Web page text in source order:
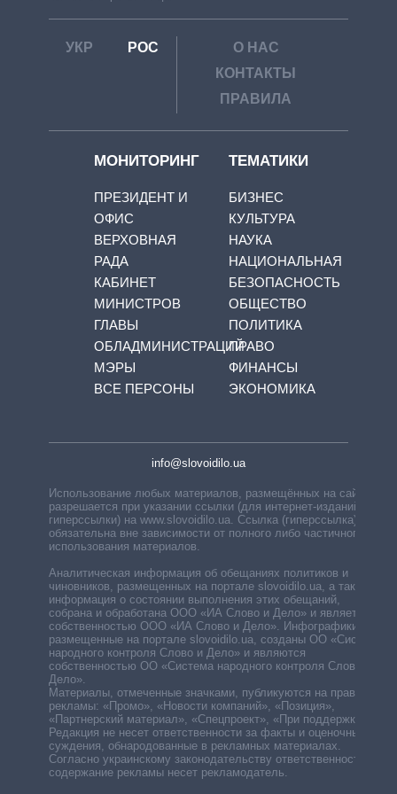
УКР РОС
О НАС
КОНТАКТЫ
ПРАВИЛА
МОНИТОРИНГ
ПРЕЗИДЕНТ И
ОФИС
ВЕРХОВНАЯ
РАДА
КАБИНЕТ
МИНИСТРОВ
ГЛАВЫ
ОБЛАДМИНИСТРАЦИЙ
МЭРЫ
ВСЕ ПЕРСОНЫ
ТЕМАТИКИ
БИЗНЕС
КУЛЬТУРА
НАУКА
НАЦИОНАЛЬНАЯ
БЕЗОПАСНОСТЬ
ОБЩЕСТВО
ПОЛИТИКА
ПРАВО
ФИНАНСЫ
ЭКОНОМИКА
info@slovoidilo.ua
Использование любых материалов, размещённых на сайте,
разрешается при указании ссылки (для интернет-изданий —
гиперссылки) на www.slovoidilo.ua. Ссылка (гиперссылка)
обязательна вне зависимости от полного либо частичного
использования материалов.
Аналитическая информация об обещаниях политиков и
чиновников, размещенных на портале slovoidilo.ua, а также
информация о состоянии выполнения этих обещаний,
собрана и обработана ООО «ИА Слово и Дело» и является
собственностью ООО «ИА Слово и Дело». Инфографики,
размещенные на портале slovoidilo.ua, созданы ОО «Система
народного контроля Слово и Дело» и являются
собственностью ОО «Система народного контроля Слово и
Дело».
Материалы, отмеченные значками, публикуются на правах
рекламы: «Промо», «Новости компаний», «Позиция»,
«Партнерский материал», «Спецпроект», «При поддержке».
Редакция не несет ответственности за факты и оценочные
суждения, обнародованные в рекламных материалах.
Согласно украинскому законодательству ответственность за
содержание рекламы несет рекламодатель.